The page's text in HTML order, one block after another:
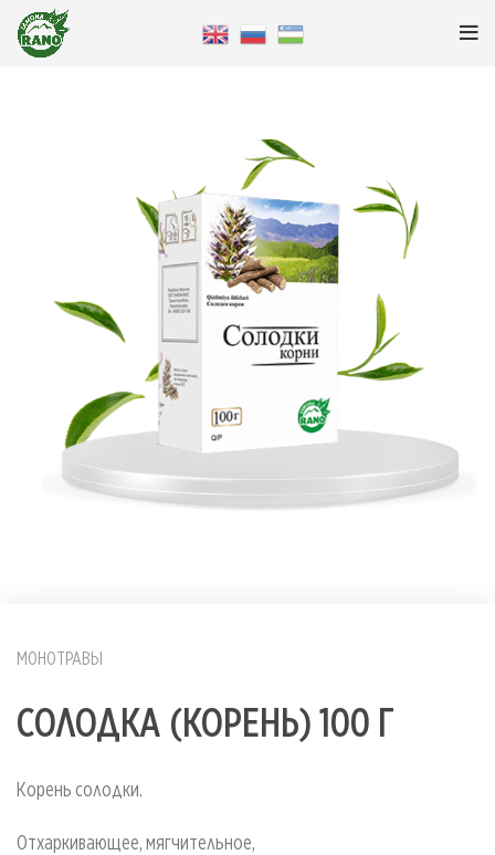
МОНОТРАВЫ
СОЛОДКА (КОРЕНЬ) 100 Г
Корень солодки.
Отхаркивающее, мягчительное,